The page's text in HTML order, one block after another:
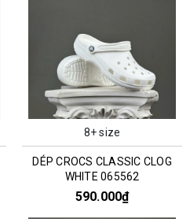
8+ size
DÉP CROCS CLASSIC CLOG
WHITE 065562
590.000₫